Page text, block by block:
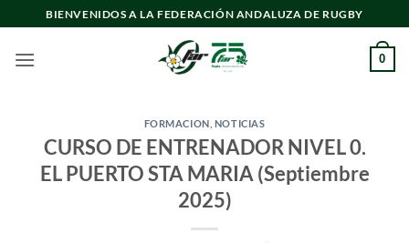
al
contenido
BIENVENIDOS A LA FEDERACIÓN ANDALUZA DE RUGBY
0
FORMACION NOTICIAS
CURSO DE ENTRENADOR NIVEL 0.
EL PUERTO STA MARIA (Septiembre
2025)